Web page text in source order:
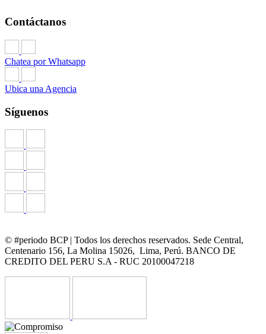
Contáctanos
Chatea por Whatsapp
Ubica una Agencia
Síguenos
© #periodo BCP | Todos los derechos reservados. Sede Central,
Centenario 156, La Molina 15026, Lima, Perú. BANCO DE
CREDITO DEL PERU S.A - RUC 20100047218